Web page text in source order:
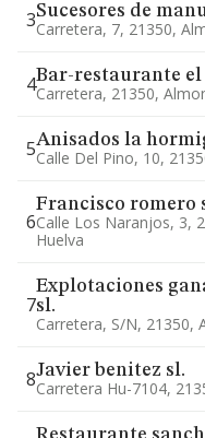
3Sucesores de
Carretera, 7, 21350,
4Bar-restaurante
Carretera, 21350,
5Anisados la
Calle Del Pino, 10,
6
Francisco romero
Calle Los Naranjos, 3,
Huelva
7
Explotaciones
sl.
Carretera, S/n, 21350,
8Javier benitez sl.
Carretera Hu-7104,